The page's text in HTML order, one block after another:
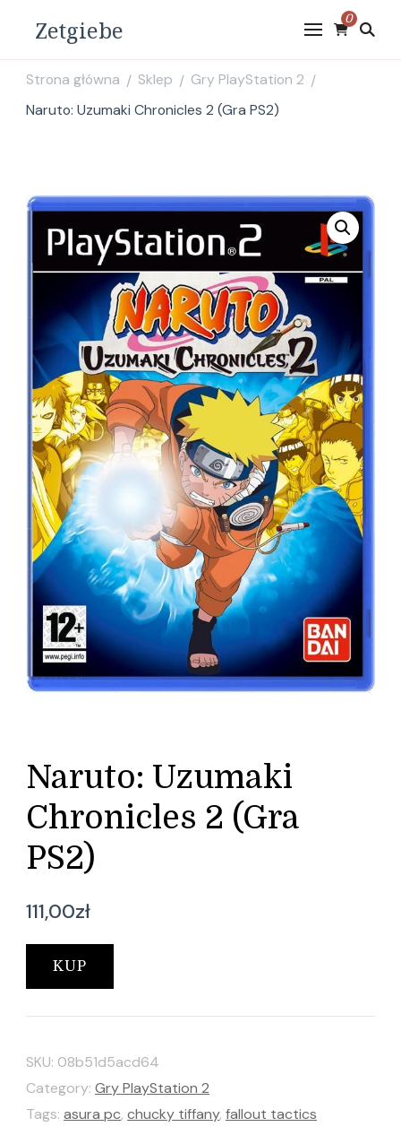
Zetgiebe 0
Strona główna / Sklep / Gry PlayStation 2 /
Naruto: Uzumaki Chronicles 2 (Gra PS2)
Naruto: Uzumaki
Chronicles 2 (Gra
PS2)
111,00zł
KUP
SKU: 08b51d5acd64
Category: Gry PlayStation 2
Tags: asura pc, chucky tiffany, fallout tactics